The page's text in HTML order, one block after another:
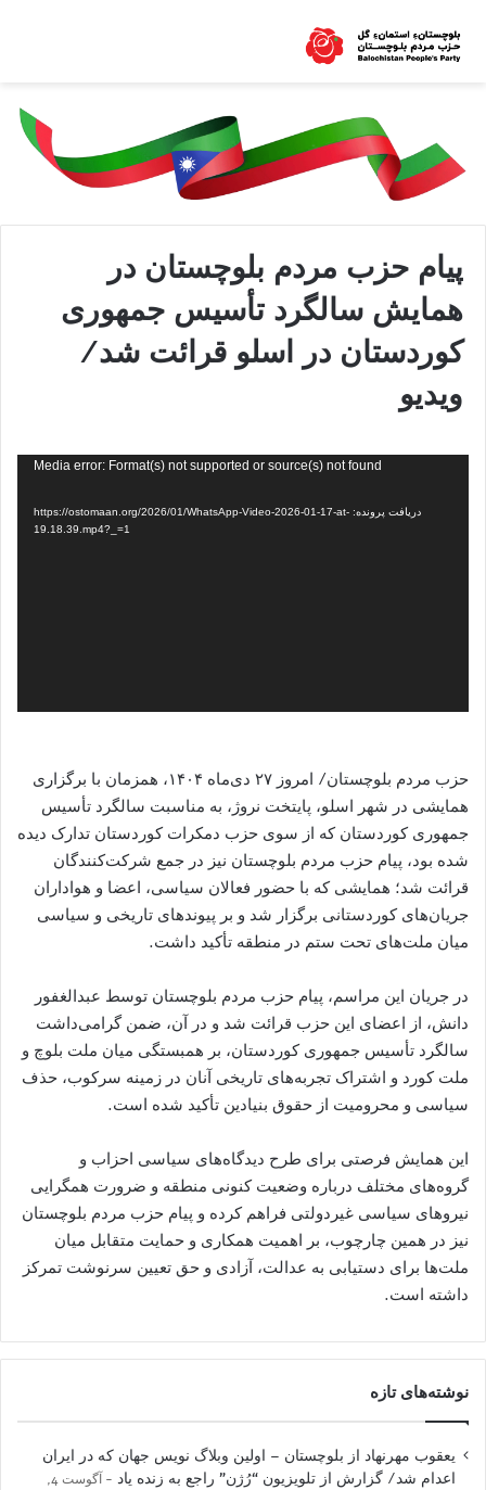
پیام حزب مردم بلوچستان در
همایش سالگرد تأسیس جمهوری
کوردستان در اسلو قرائت شد/
ویدیو
Media error: Format(s) not supported or source(s) not found
دریافت پرونده: https://ostomaan.org/2026/01/WhatsApp-Video-2026-01-17-at-
19.18.39.mp4?_=1
حزب مردم بلوچستان/ امروز ۲۷ دی‌ماه ۱۴۰۴، همزمان با برگزاری
همایشی در شهر اسلو، پایتخت نروژ، به مناسبت سالگرد تأسیس
جمهوری کوردستان که از سوی حزب دمکرات کوردستان تدارک دیده
شده بود، پیام حزب مردم بلوچستان نیز در جمع شرکت‌کنندگان
قرائت شد؛ همایشی که با حضور فعالان سیاسی، اعضا و هواداران
جریان‌های کوردستانی برگزار شد و بر پیوندهای تاریخی و سیاسی
میان ملت‌های تحت ستم در منطقه تأکید داشت.
در جریان این مراسم، پیام حزب مردم بلوچستان توسط عبدالغفور
دانش، از اعضای این حزب قرائت شد و در آن، ضمن گرامی‌داشت
سالگرد تأسیس جمهوری کوردستان، بر همبستگی میان ملت بلوچ و
ملت کورد و اشتراک تجربه‌های تاریخی آنان در زمینه سرکوب، حذف
سیاسی و محرومیت از حقوق بنیادین تأکید شده است.
این همایش فرصتی برای طرح دیدگاه‌های سیاسی احزاب و
گروه‌های مختلف درباره وضعیت کنونی منطقه و ضرورت همگرایی
نیروهای سیاسی غیردولتی فراهم کرده و پیام حزب مردم بلوچستان
نیز در همین چارچوب، بر اهمیت همکاری و حمایت متقابل میان
ملت‌ها برای دستیابی به عدالت، آزادی و حق تعیین سرنوشت تمرکز
داشته است.
نوشته‌های تازه
یعقوب مهرنهاد از بلوچستان – اولین وبلاگ نویس جهان که در ایران
اعدام شد/ گزارش از تلویزیون “رُژن” راجع به زنده یاد
آگوست 4,